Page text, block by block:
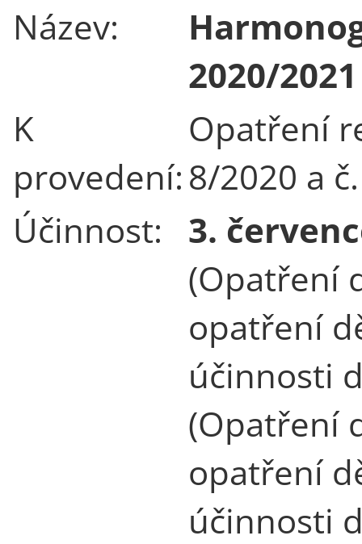
Název:
2020/2021
K
provedení:
Opatření
8/2020 a
Účinnost:
3.
(Opatření
opatření
účinnosti
(Opatření
opatření
účinnosti